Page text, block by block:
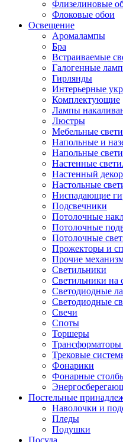
Флизелиновые
Флоковые обои
Освещение
Аромалампы
Бра
Встраиваемые
Галогенные
Гирлянды
Интерьерные
Комплектующие
Лампы
Люстры
Мебельные
Напольные и
Напольные
Настенные
Настенный декор
Настольные
Ниспадающие
Подсвечники
Потолочные
Потолочные
Потолочные
Прожекторы и
Прочие
Светильники
Светильники на
Светодиодные
Светодиодные
Свечи
Споты
Торшеры
Трековые
Фонарики
Фонарные
Постельные
Наволочки и
Пледы
Подушки
Посуда